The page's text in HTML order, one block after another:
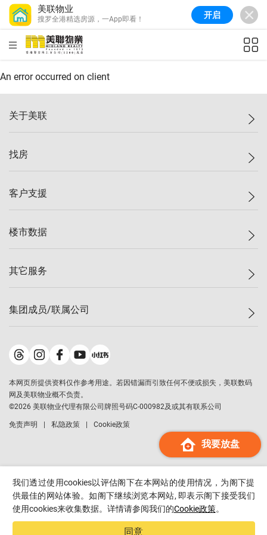
美联物业
搜罗全港精选房源，一App即看！ 开启
我们透过使用cookies以评估阁下在本网站的使用情况，为阁下提
供最佳的网站体验。如阁下继续浏览本网站, 即表示阁下接受我们
使用cookies来收集数据。详情请参阅我们的Cookie政策。
同意
HKD
An error occurred on client
我要放盘
关于美联
美联集团
人才招募
找房
一手新房
减价
美联豪宅
独家楼盘
租房
客户支援
自助放盘
查询热线
按揭计算机
负担能力计算机
转按计算机
缴款方式
楼市数据
指数
历史成交
小区成交排行榜
地区百科
其它服务
小区专页
美联精英会
美善会
地产经纪人管理协会
申报已递交的购楼开盘
集团成员/联属公司
美联物业
鋑联控股*
美联工商铺*
美联中国
美联澳门
美联金融集团
美联测量师行
香港置业
经络按揭
本网页所提供资料仅作参考用途。若因错漏而引致任何不便或损失，美联数码
网及美联物业概不负责。
©2026 美联物业代理有限公司牌照号码C-000982及或其有联系公司
免责声明 私隐政策 Cookie政策